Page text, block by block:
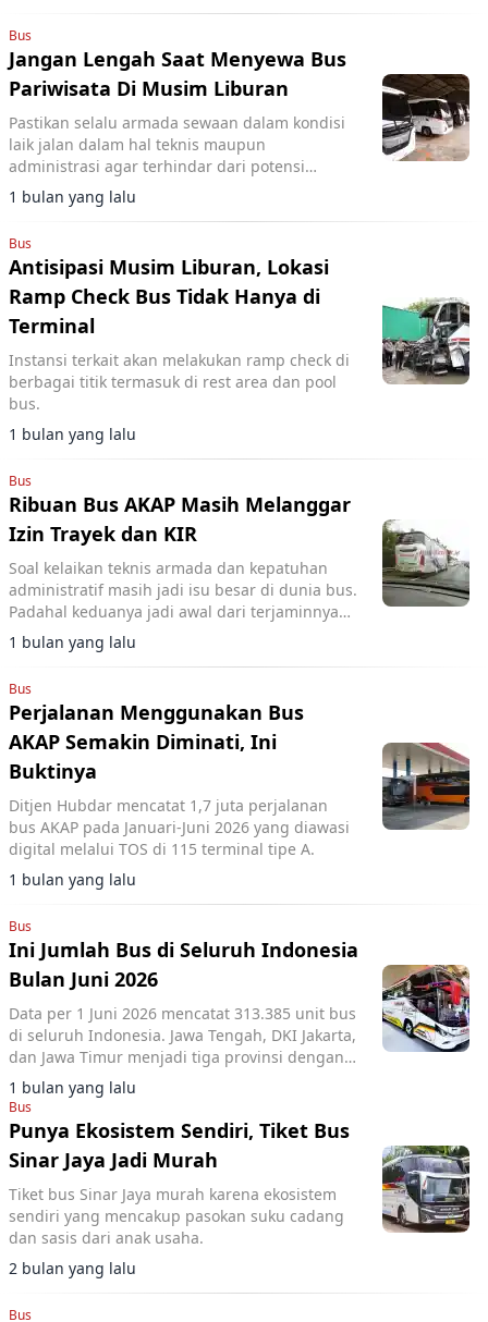
Bus
Jangan Lengah Saat Menyewa Bus
Pariwisata Di Musim Liburan
Pastikan selalu armada sewaan dalam kondisi
laik jalan dalam hal teknis maupun
administrasi agar terhindar dari potensi
kecelakaan.
1 bulan yang lalu
Bus
Antisipasi Musim Liburan, Lokasi
Ramp Check Bus Tidak Hanya di
Terminal
Instansi terkait akan melakukan ramp check di
berbagai titik termasuk di rest area dan pool
bus.
1 bulan yang lalu
Bus
Ribuan Bus AKAP Masih Melanggar
Izin Trayek dan KIR
Soal kelaikan teknis armada dan kepatuhan
administratif masih jadi isu besar di dunia bus.
Padahal keduanya jadi awal dari terjaminnya
keselamatan perjalanan.
1 bulan yang lalu
Bus
Perjalanan Menggunakan Bus
AKAP Semakin Diminati, Ini
Buktinya
Ditjen Hubdar mencatat 1,7 juta perjalanan
bus AKAP pada Januari-Juni 2026 yang diawasi
digital melalui TOS di 115 terminal tipe A.
1 bulan yang lalu
Bus
Ini Jumlah Bus di Seluruh Indonesia
Bulan Juni 2026
Data per 1 Juni 2026 mencatat 313.385 unit bus
di seluruh Indonesia. Jawa Tengah, DKI Jakarta,
dan Jawa Timur menjadi tiga provinsi dengan
populasi bus terbanyak.
1 bulan yang lalu
Bus
Punya Ekosistem Sendiri, Tiket Bus
Sinar Jaya Jadi Murah
Tiket bus Sinar Jaya murah karena ekosistem
sendiri yang mencakup pasokan suku cadang
dan sasis dari anak usaha.
2 bulan yang lalu
Bus